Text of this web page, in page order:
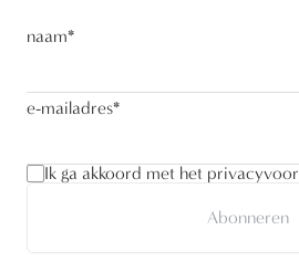
naam*
e-mailadres*
Ik ga akkoord met het
Abonneren